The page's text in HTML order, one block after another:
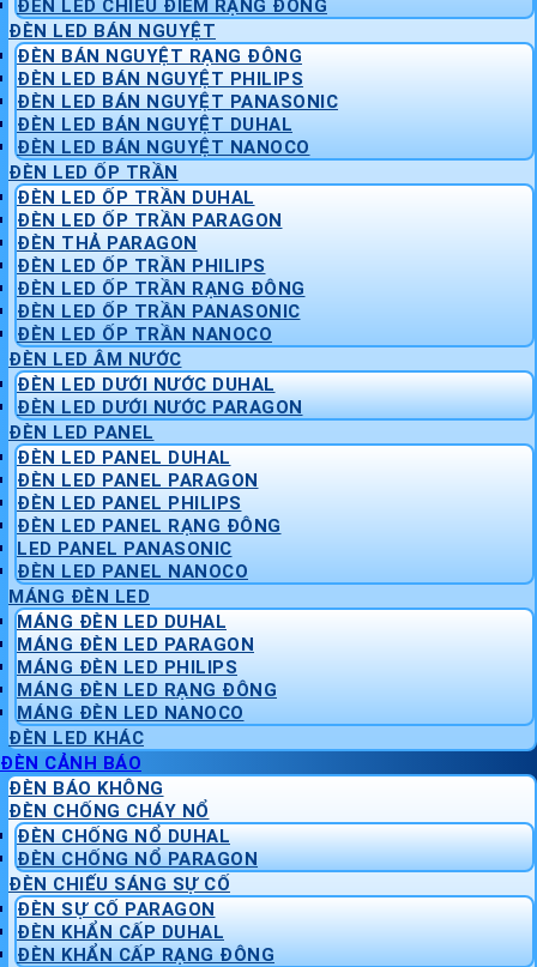
ĐÈN LED CHIẾU ĐIỂM RẠNG ĐÔNG
ĐÈN LED BÁN NGUYỆT
ĐÈN BÁN NGUYỆT RẠNG ĐÔNG
ĐÈN LED BÁN NGUYỆT PHILIPS
ĐÈN LED BÁN NGUYỆT PANASONIC
ĐÈN LED BÁN NGUYỆT DUHAL
ĐÈN LED BÁN NGUYỆT NANOCO
ĐÈN LED ỐP TRẦN
ĐÈN LED ỐP TRẦN DUHAL
ĐÈN LED ỐP TRẦN PARAGON
ĐÈN THẢ PARAGON
ĐÈN LED ỐP TRẦN PHILIPS
ĐÈN LED ỐP TRẦN RẠNG ĐÔNG
ĐÈN LED ỐP TRẦN PANASONIC
ĐÈN LED ỐP TRẦN NANOCO
ĐÈN LED ÂM NƯỚC
ĐÈN LED DƯỚI NƯỚC DUHAL
ĐÈN LED DƯỚI NƯỚC PARAGON
ĐÈN LED PANEL
ĐÈN LED PANEL DUHAL
ĐÈN LED PANEL PARAGON
ĐÈN LED PANEL PHILIPS
ĐÈN LED PANEL RẠNG ĐÔNG
LED PANEL PANASONIC
ĐÈN LED PANEL NANOCO
MÁNG ĐÈN LED
MÁNG ĐÈN LED DUHAL
MÁNG ĐÈN LED PARAGON
MÁNG ĐÈN LED PHILIPS
MÁNG ĐÈN LED RẠNG ĐÔNG
MÁNG ĐÈN LED NANOCO
ĐÈN LED KHÁC
ĐÈN CẢNH BÁO
ĐÈN BÁO KHÔNG
ĐÈN CHỐNG CHÁY NỔ
ĐÈN CHỐNG NỔ DUHAL
ĐÈN CHỐNG NỔ PARAGON
ĐÈN CHIẾU SÁNG SỰ CỐ
ĐÈN SỰ CỐ PARAGON
ĐÈN KHẨN CẤP DUHAL
ĐÈN KHẨN CẤP RẠNG ĐÔNG